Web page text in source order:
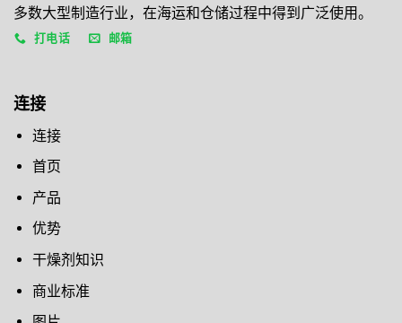
多数大型制造行业，在海运和仓储过程中得到广泛使用。
打电话 邮箱
连接
连接
首页
产品
优势
干燥剂知识
商业标准